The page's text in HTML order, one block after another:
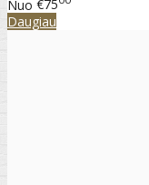
Nuo €75
Daugiau